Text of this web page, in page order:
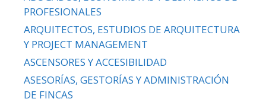
PROFESIONALES
ARQUITECTOS, ESTUDIOS DE ARQUITECTURA
Y PROJECT MANAGEMENT
ASCENSORES Y ACCESIBILIDAD
ASESORÍAS, GESTORÍAS Y ADMINISTRACIÓN
DE FINCAS